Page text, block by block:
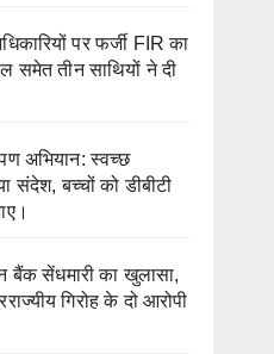
पर फर्जी FIR का
समेत तीन साथियों ने दी
अभियान: स्वच्छ
संदेश, बच्चों को डीबीटी
बैंक सेंधमारी का खुलासा,
गिरोह के दो आरोपी